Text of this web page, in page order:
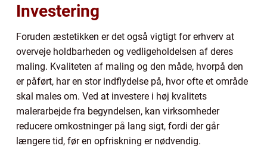
Investering
Foruden æstetikken er det også vigtigt for erhverv at
overveje holdbarheden og vedligeholdelsen af deres
maling. Kvaliteten af maling og den måde, hvorpå den
er påført, har en stor indflydelse på, hvor ofte et område
skal males om. Ved at investere i høj kvalitets
malerarbejde fra begyndelsen, kan virksomheder
reducere omkostninger på lang sigt, fordi der går
længere tid, før en opfriskning er nødvendig.